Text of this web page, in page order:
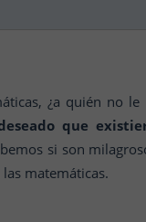
¿a quién no
que
si son
matemáticas.